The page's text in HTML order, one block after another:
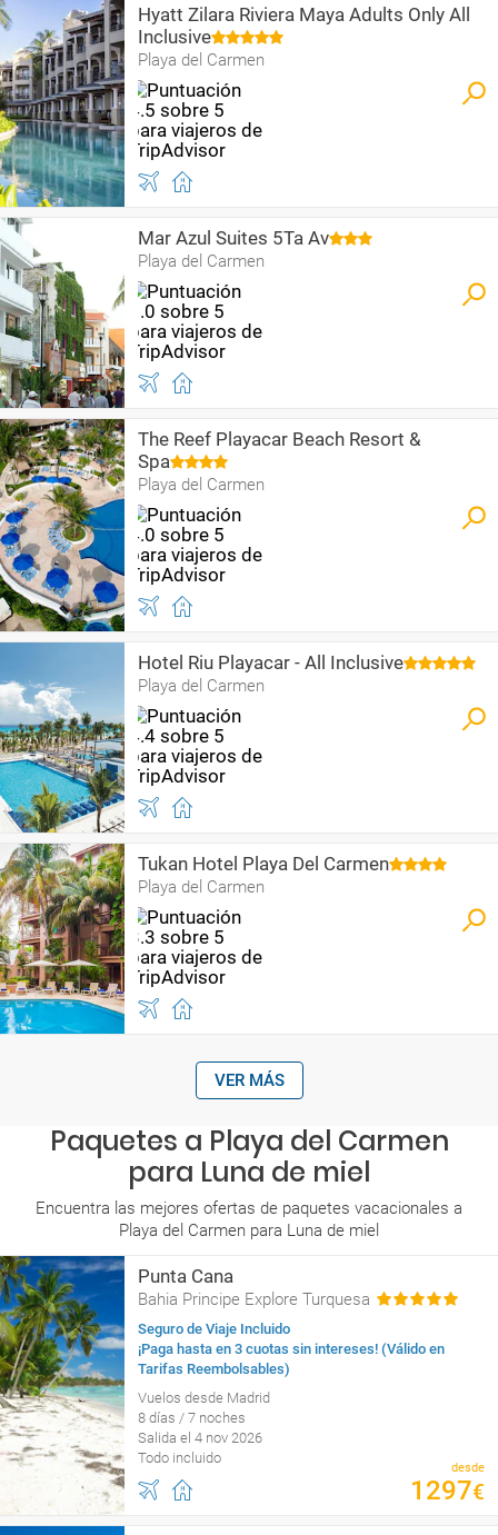
Hyatt Zilara Riviera Maya Adults Only All
Inclusive
Playa del Carmen
Mar Azul Suites 5Ta Av
Playa del Carmen
The Reef Playacar Beach Resort &
Spa
Playa del Carmen
Hotel Riu Playacar - All Inclusive
Playa del Carmen
Tukan Hotel Playa Del Carmen
Playa del Carmen
VER MÁS
Paquetes a Playa del Carmen
para Luna de miel
Encuentra las mejores ofertas de paquetes vacacionales a
Playa del Carmen para Luna de miel
Punta Cana
Bahia Principe Explore Turquesa
Seguro de Viaje Incluido
¡Paga hasta en 3 cuotas sin intereses! (Válido en
Tarifas Reembolsables)
Vuelos desde Madrid
8 días / 7 noches
Salida el 4 nov 2026
Todo incluido
desde
1297€